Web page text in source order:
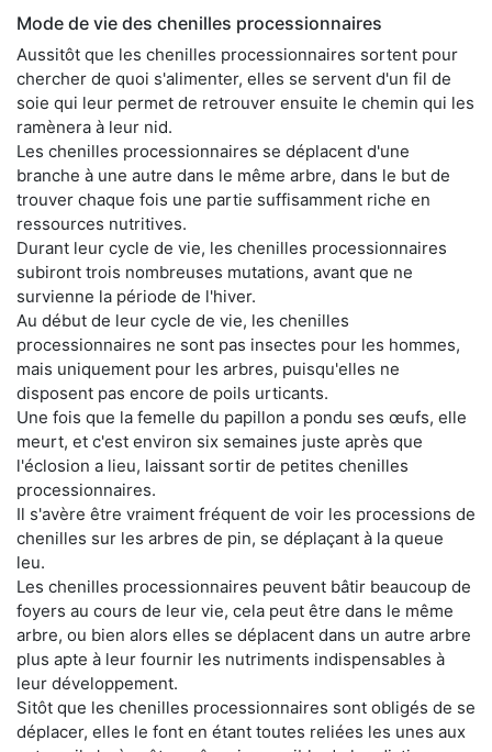
Mode de vie des chenilles processionnaires
Aussitôt que les chenilles processionnaires sortent pour
chercher de quoi s'alimenter, elles se servent d'un fil de
soie qui leur permet de retrouver ensuite le chemin qui les
ramènera à leur nid.
Les chenilles processionnaires se déplacent d'une
branche à une autre dans le même arbre, dans le but de
trouver chaque fois une partie suffisamment riche en
ressources nutritives.
Durant leur cycle de vie, les chenilles processionnaires
subiront trois nombreuses mutations, avant que ne
survienne la période de l'hiver.
Au début de leur cycle de vie, les chenilles
processionnaires ne sont pas insectes pour les hommes,
mais uniquement pour les arbres, puisqu'elles ne
disposent pas encore de poils urticants.
Une fois que la femelle du papillon a pondu ses œufs, elle
meurt, et c'est environ six semaines juste après que
l'éclosion a lieu, laissant sortir de petites chenilles
processionnaires.
Il s'avère être vraiment fréquent de voir les processions de
chenilles sur les arbres de pin, se déplaçant à la queue
leu.
Les chenilles processionnaires peuvent bâtir beaucoup de
foyers au cours de leur vie, cela peut être dans le même
arbre, ou bien alors elles se déplacent dans un autre arbre
plus apte à leur fournir les nutriments indispensables à
leur développement.
Sitôt que les chenilles processionnaires sont obligés de se
déplacer, elles le font en étant toutes reliées les unes aux